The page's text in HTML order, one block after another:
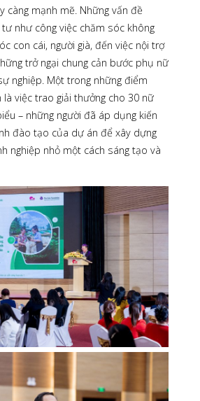
càng mạnh mẽ. Những vấn đề
như công việc chăm sóc không
con cái, người già, đến việc nội trợ
trở ngại chung cản bước phụ nữ
nghiệp. Một trong những điểm
việc trao giải thưởng cho 30 nữ
– những người đã áp dụng kiến
đào tạo của dự án để xây dựng
nghiệp nhỏ một cách sáng tạo và